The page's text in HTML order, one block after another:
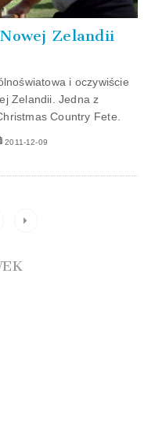
Zelandii
i oczywiście
Zelandii. Jedna z
Country Fete.
2011-12-09